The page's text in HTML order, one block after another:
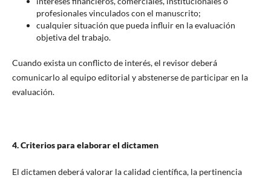
profesionales vinculados con el manuscrito;
cualquier situación que pueda influir en la evaluación
objetiva del trabajo.
Cuando exista un conflicto de interés, el revisor deberá
comunicarlo al equipo editorial y abstenerse de participar en la
evaluación.
4. Criterios para elaborar el dictamen
El dictamen deberá valorar la calidad científica, la pertinencia